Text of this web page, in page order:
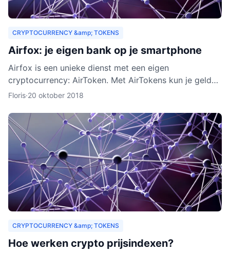
CRYPTOCURRENCY &amp; TOKENS
Airfox: je eigen bank op je smartphone
Airfox is een unieke dienst met een eigen
cryptocurrency: AirToken. Met AirTokens kun je geld
aan elkaar uitlenen, zonder tussenkomst van een bank.
Floris·20 oktober 2018
CRYPTOCURRENCY &amp; TOKENS
Hoe werken crypto prijsindexen?